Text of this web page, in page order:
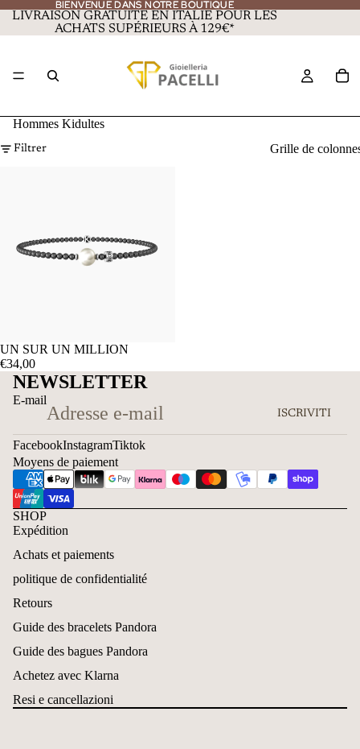
BIENVENUE DANS NOTRE BOUTIQUE
BIENVENUE DANS NOTRE BOUTIQUE
LIVRAISON GRATUITE EN ITALIE POUR LES
ACHATS SUPÉRIEURS À 129€*
Hommes Kidultes
Filtrer Grille de
UN SUR UN MILLION
€34,00
NEWSLETTER
E-mail
ISCRIVITI
FacebookInstagramTiktok
Moyens de paiement
SHOP
Expédition
Achats et paiements
politique de confidentialité
Retours
Guide des bracelets Pandora
Guide des bagues Pandora
Achetez avec Klarna
Resi e cancellazioni